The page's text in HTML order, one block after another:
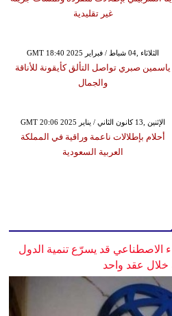
غير تقليدية
GMT 18:40 2025 الثلاثاء ,04 شباط / فبراير
ياسمين صبري تواصل التألق كأيقونة للأناقة
والجمال
GMT 20:06 2025 الإثنين ,13 كانون الثاني / يناير
أحلام بإطلالات ناعمة وراقية في المملكة
العربية السعودية
الاصطناعي قد يسرّع تنمية الدول
خلال عقد واحد